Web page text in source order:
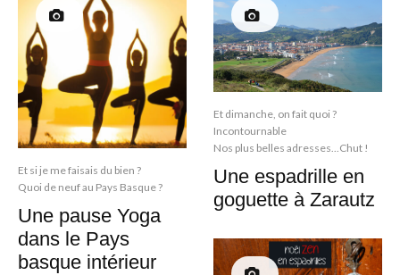
Et si je me faisais du bien ?
Quoi de neuf au Pays Basque ?
Une pause Yoga
dans le Pays
basque intérieur
Et dimanche, on fait quoi ?
Incontournable
Nos plus belles adresses...Chut !
Une espadrille en
goguette à Zarautz